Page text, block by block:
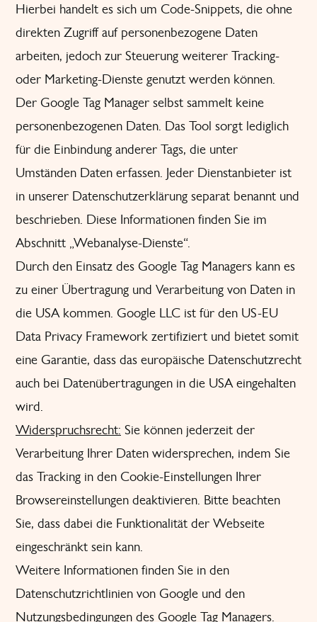
Hierbei handelt es sich um Code-Snippets, die ohne
direkten Zugriff auf personenbezogene Daten
arbeiten, jedoch zur Steuerung weiterer Tracking-
oder Marketing-Dienste genutzt werden können.
Der Google Tag Manager selbst sammelt keine
personenbezogenen Daten. Das Tool sorgt lediglich
für die Einbindung anderer Tags, die unter
Umständen Daten erfassen. Jeder Dienstanbieter ist
in unserer Datenschutzerklärung separat benannt und
beschrieben. Diese Informationen finden Sie im
Abschnitt „Webanalyse-Dienste“.
Durch den Einsatz des Google Tag Managers kann es
zu einer Übertragung und Verarbeitung von Daten in
die USA kommen. Google LLC ist für den US-EU
Data Privacy Framework zertifiziert und bietet somit
eine Garantie, dass das europäische Datenschutzrecht
auch bei Datenübertragungen in die USA eingehalten
wird.
Widerspruchsrecht: Sie können jederzeit der
Verarbeitung Ihrer Daten widersprechen, indem Sie
das Tracking in den Cookie-Einstellungen Ihrer
Browsereinstellungen deaktivieren. Bitte beachten
Sie, dass dabei die Funktionalität der Webseite
eingeschränkt sein kann.
Weitere Informationen finden Sie in den
Datenschutzrichtlinien von Google und den
Nutzungsbedingungen des Google Tag Managers.